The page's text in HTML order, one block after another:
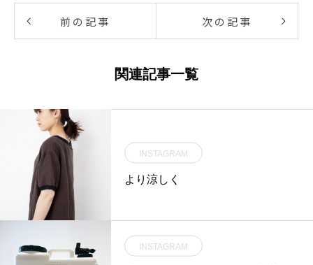
前の記事 次の記事
関連記事一覧
INSTAGRAM
より涼しく
INSTAGRAM